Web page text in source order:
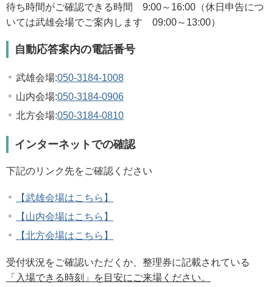
待ち時間がご確認できる時間 9:00～16:00（休日申告につ
いては武雄会場でご案内します 09:00～13:00）
自動応答案内の電話番号
武雄会場:050-3184-1008
山内会場:050-3184-0906
北方会場:050-3184-0810
インターネットでの確認
下記のリンク先をご確認ください
【武雄会場はこちら】
【山内会場はこちら】
【北方会場はこちら】
受付状況をご確認いただくか、整理券に記載されている
「入場できる時刻」を目安にご来場ください。